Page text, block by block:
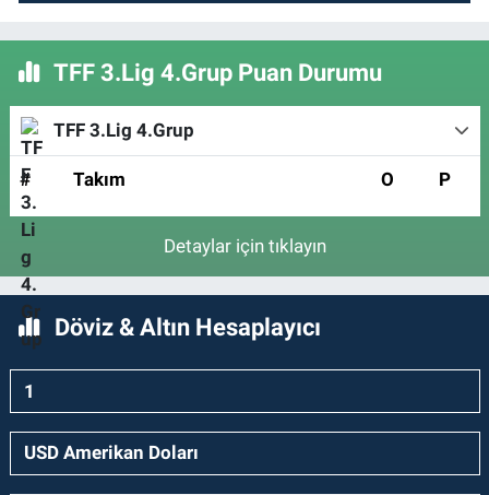
TFF 3.Lig 4.Grup Puan Durumu
TFF 3.Lig 4.Grup
# Takım O P
Detaylar için tıklayın
Döviz & Altın Hesaplayıcı